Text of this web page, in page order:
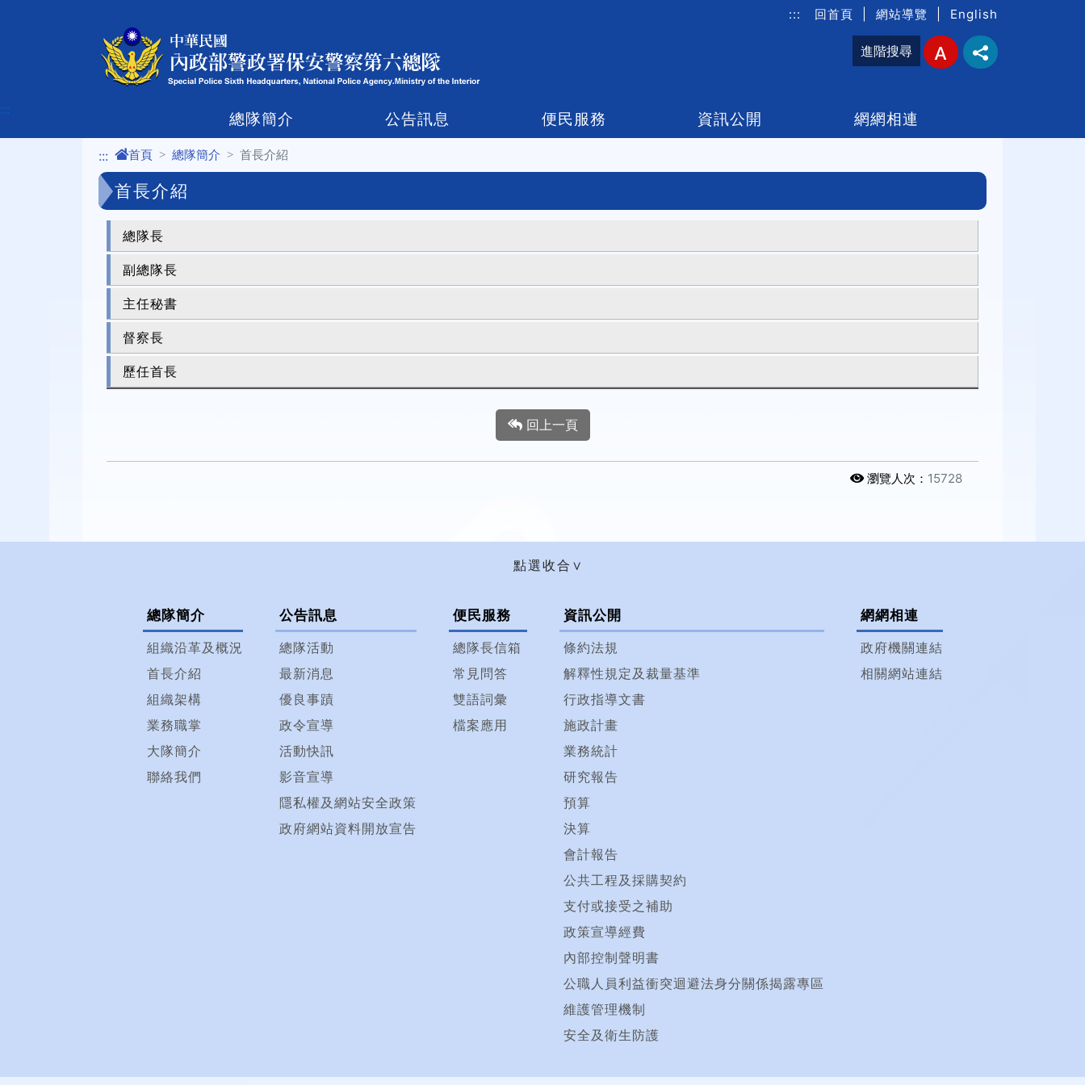
::: 回首頁 網站導覽 English
進階搜尋
::: 總隊簡介 公告訊息 便民服務 資訊公開 網網相連
::: 首頁 總隊簡介 首長介紹
首長介紹
總隊長
副總隊長
主任秘書
督察長
歷任首長
回上一頁
瀏覽人次： 15728
總隊簡介
組織沿革及概況
首長介紹
組織架構
業務職掌
大隊簡介
聯絡我們
公告訊息
總隊活動
最新消息
優良事蹟
政令宣導
活動快訊
影音宣導
隱私權及網站安全政策
政府網站資料開放宣告
便民服務
總隊長信箱
常見問答
雙語詞彙
檔案應用
資訊公開
條約法規
解釋性規定及裁量基準
行政指導文書
施政計畫
業務統計
研究報告
預算
決算
會計報告
公共工程及採購契約
支付或接受之補助
政策宣導經費
內部控制聲明書
公職人員利益衝突迴避法身分關係揭露專區
維護管理機制
安全及衛生防護
網網相連
政府機關連結
相關網站連結